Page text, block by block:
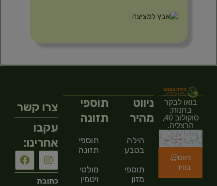
בואו לבקר
בחנות:
סוקולוב 40,
הרצליה.
ניווט
בוויז
ניווט
מהיר
הילה
בטבע
תוספי
מזון
תוספי
תזונה
תוספי
תזונה
מולטי
ויטמין
צרו קשר
עקבו
אחרינו:
כתובת